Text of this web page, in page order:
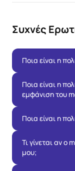
Συχνές
Ποια είναι η
Ποια είναι η
εμφάνιση του
Ποια είναι η
Τι γίνεται αν ο
μου;